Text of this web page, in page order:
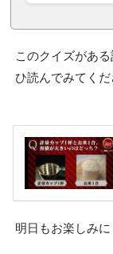
このクイズがあ
ひ読んでみてくだ
明日もお楽しみに